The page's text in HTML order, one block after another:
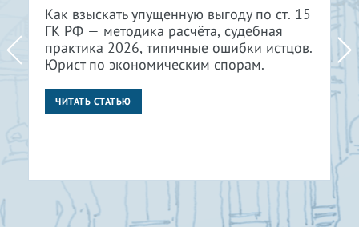
Как взыскать упущенную выгоду по ст. 15
ГК РФ — методика расчёта, судебная
практика 2026, типичные ошибки истцов.
Юрист по экономическим спорам.
ЧИТАТЬ СТАТЬЮ